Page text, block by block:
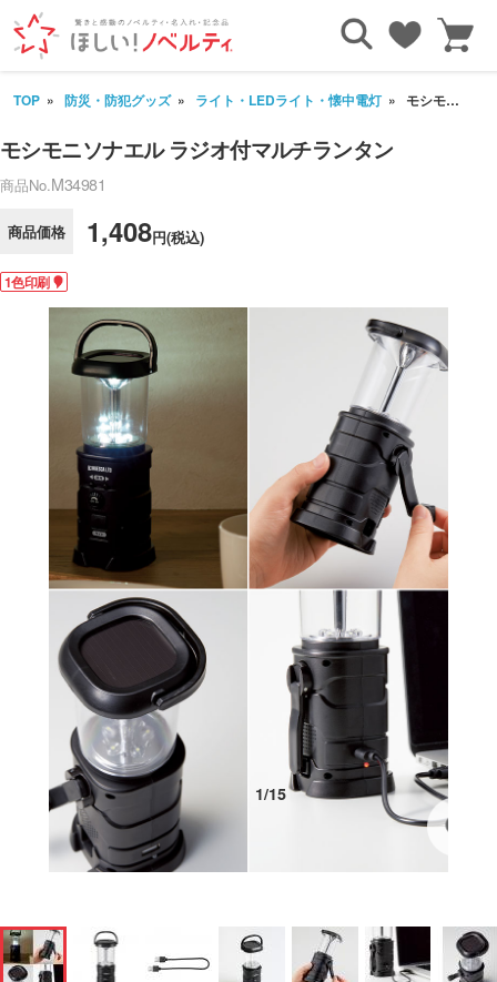
TOP 防災・防犯グッズ ライト・LEDライト・懐中電灯 モシモニソナエル ラジオ付マルチランタン
モシモニソナエル ラジオ付マルチランタン
商品No.M34981
商品価格 1,408円(税込)
1色印刷
1/15